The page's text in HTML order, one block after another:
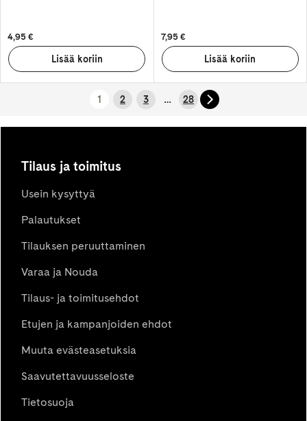
4,95 € 7,95 €
1 2 3 … 28
Tilaus ja toimitus
Usein kysyttyä
Palautukset
Tilauksen peruuttaminen
Varaa ja Nouda
Tilaus- ja toimitusehdot
Etujen ja kampanjoiden ehdot
Muuta evästeasetuksia
Saavutettavuusseloste
Tietosuoja